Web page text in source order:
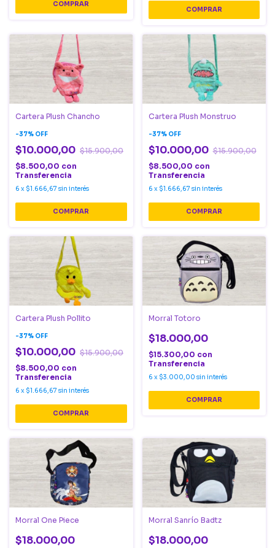
Cartera Plush Chancho
-37% OFF
$10.000,00 $15.900,00
$8.500,00 con
Transferencia
6 x $1.666,67 sin interés
Cartera Plush Monstruo
-37% OFF
$10.000,00 $15.900,00
$8.500,00 con
Transferencia
6 x $1.666,67 sin interés
Cartera Plush Pollito
-37% OFF
$10.000,00 $15.900,00
$8.500,00 con
Transferencia
6 x $1.666,67 sin interés
Morral Totoro
$18.000,00
$15.300,00 con
Transferencia
6 x $3.000,00 sin interés
Morral One Piece
$18.000,00
Morral Sanrío Badtz
$18.000,00